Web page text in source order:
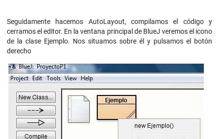
Seguidamente hacemos AutoLayout, compilamos el código y
cerramos el editor. En la ventana principal de BlueJ veremos el icono
de la clase Ejemplo. Nos situamos sobre él y pulsamos el botón
derecho